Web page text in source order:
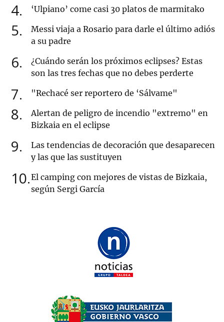
4 ‘Ulpiano’ come casi 30 platos de marmitako
5
Messi viaja a Rosario para darle el último adiós
a su padre
6
¿Cuándo serán los próximos eclipses? Estas
son las tres fechas que no debes perderte
7 "Rechacé ser reportero de ‘Sálvame"
8
Alertan de peligro de incendio "extremo" en
Bizkaia en el eclipse
9
Las tendencias de decoración que desaparecen
y las que las sustituyen
10 El camping con mejores de vistas de Bizkaia,
según Sergi García